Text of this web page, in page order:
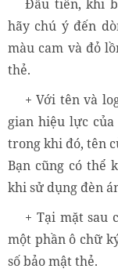
Đầu tiên, khi
hãy chú ý đến
màu cam và đỏ
thẻ.
+ Với tên và
gian hiệu lực
trong khi đó, tên
Bạn cũng có thể
khi sử dụng đèn
+ Tại mặt sau
một phần ô chữ
số bảo mật thẻ.